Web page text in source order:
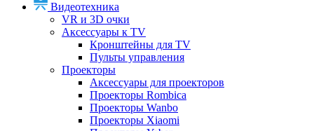
Видеотехника
VR и 3D очки
Аксессуары к TV
Кронштейны для TV
Пульты управления
Проекторы
Аксессуары для проекторов
Проекторы Rombica
Проекторы Wanbo
Проекторы Xiaomi